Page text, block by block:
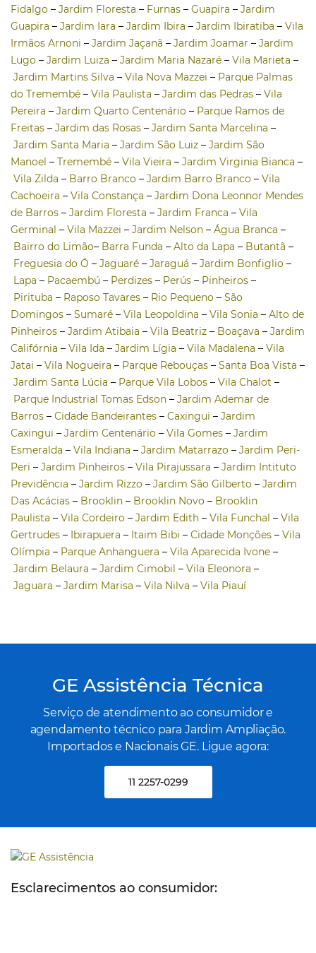
Fidalgo – Jardim Floresta – Furnas – Guapira – Jardim
Guapira – Jardim Iara – Jardim Ibira – Jardim Ibiratiba – Vila
Irmãos Arnoni – Jardim Jaçanã – Jardim Joamar – Jardim
Lugo – Jardim Luiza – Jardim Maria Nazaré – Vila Marieta –
Jardim Martins Silva – Vila Nova Mazzei – Parque Palmas
do Tremembé – Vila Paulista – Jardim das Pedras – Vila
Pereira – Jardim Quarto Centenário – Parque Ramos de
Freitas – Jardim das Rosas – Jardim Santa Marcelina –
Jardim Santa Maria – Jardim São Luiz – Jardim São
Manoel – Tremembé – Vila Vieira – Jardim Virginia Bianca –
Vila Zilda – Barro Branco – Jardim Barro Branco – Vila
Cachoeira – Vila Constança – Jardim Dona Leonnor Mendes
de Barros – Jardim Floresta – Jardim Franca – Vila
Germinal – Vila Mazzei – Jardim Nelson – Água Branca –
Bairro do Limão– Barra Funda – Alto da Lapa – Butantã –
Freguesia do Ó – Jaguaré – Jaraguá – Jardim Bonfiglio –
Lapa – Pacaembú – Perdizes – Perús – Pinheiros –
Pirituba – Raposo Tavares – Rio Pequeno – São
Domingos – Sumaré – Vila Leopoldina – Vila Sonia – Alto de
Pinheiros – Jardim Atibaia – Vila Beatriz – Boaçava – Jardim
Califórnia – Vila Ida – Jardim Lígia – Vila Madalena – Vila
Jatai – Vila Nogueira – Parque Rebouças – Santa Boa Vista –
Jardim Santa Lúcia – Parque Vila Lobos – Vila Chalot –
Parque Industrial Tomas Edson – Jardim Ademar de
Barros – Cidade Bandeirantes – Caxingui – Jardim
Caxingui – Jardim Centenário – Vila Gomes – Jardim
Esmeralda – Vila Indiana – Jardim Matarrazo – Jardim Peri-
Peri – Jardim Pinheiros – Vila Pirajussara – Jardim Intituto
Previdência – Jardim Rizzo – Jardim São Gilberto – Jardim
Das Acácias – Brooklin – Brooklin Novo – Brooklin
Paulista – Vila Cordeiro – Jardim Edith – Vila Funchal – Vila
Gertrudes – Ibirapuera – Itaim Bibi – Cidade Monções – Vila
Olímpia – Parque Anhanguera – Vila Aparecida Ivone –
Jardim Belaura – Jardim Cimobil – Vila Eleonora –
Jaguara – Jardim Marisa – Vila Nilva – Vila Piauí
GE Assistência Técnica
Serviço de atendimento ao consumidor e
agendamento técnico para Jardim Ampliação.
Importados e Nacionais GE. Ligue agora:
11 2257-0299
Esclarecimentos ao consumidor: